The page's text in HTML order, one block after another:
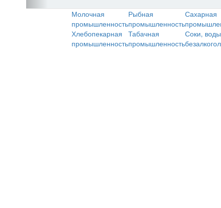
Молочная
промышленность
Рыбная
промышленность
Сахарная
Хлебопекарная
промышленность
Табачная
промышленность
Соки,